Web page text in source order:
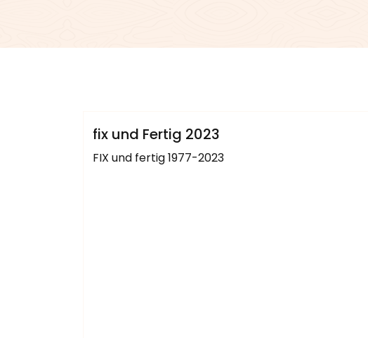
Sublinemusic & Media UG
fix und Fertig 2023
FIX und fertig 1977-2023